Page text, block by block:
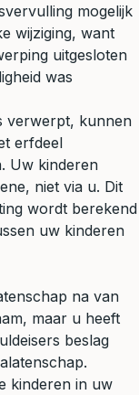
mogelijk
wijziging, want
uitgesloten
was
verwerpt, kunnen
erfdeel
Uw kinderen
niet via u. Dit
wordt berekend
uw kinderen
na van
maar u heeft
beslag
kinderen in uw